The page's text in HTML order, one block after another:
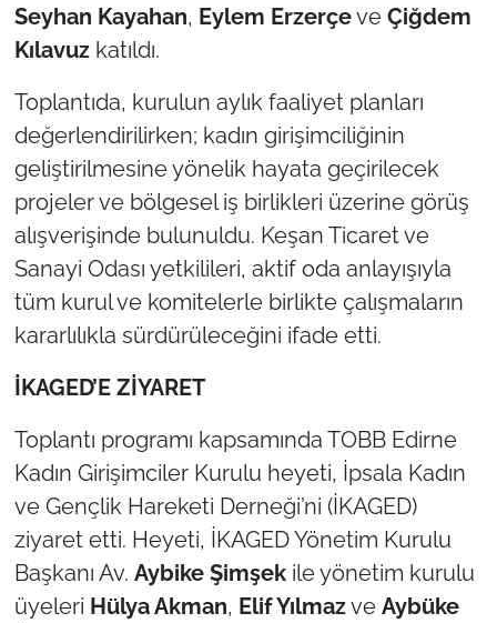
Seyhan Kayahan, Eylem Erzerçeve Çiğdem
Kılavuzkatıldı.
Toplantıda, kurulun aylık faaliyet planları
değerlendirilirken; kadın girişimciliğinin
geliştirilmesine yönelik hayata geçirilecek
projeler ve bölgesel iş birlikleri üzerine görüş
alışverişinde bulunuldu. Keşan Ticaret ve
Sanayi Odası yetkilileri, aktif oda anlayışıyla
tüm kurul ve komitelerle birlikte çalışmaların
kararlılıkla sürdürüleceğini ifade etti.
İKAGED’E ZİYARET
Toplantı programı kapsamında TOBB Edirne
Kadın Girişimciler Kurulu heyeti, İpsala Kadın
ve Gençlik Hareketi Derneği’ni (İKAGED)
ziyaret etti. Heyeti, İKAGED Yönetim Kurulu
Başkanı Av. Aybike Şimşekile yönetim kurulu
üyeleri Hülya Akman, Elif Yılmazve Aybüke
Dış Haberler
İş Dünyası
Bilim Teknoloji
English News
Canlı Maç
Gündem-Eğitim